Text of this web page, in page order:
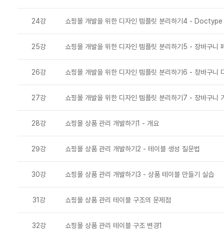
24강 쇼핑몰 개발을 위한 디자인 템플릿 분리하기4 - Doctype
25강 쇼핑몰 개발을 위한 디자인 템플릿 분리하기5 - 장바구니
26강 쇼핑몰 개발을 위한 디자인 템플릿 분리하기6 - 장바구니
27강 쇼핑몰 개발을 위한 디자인 템플릿 분리하기7 - 장바구니
28강 쇼핑몰 상품 관리 개발하기1 - 개요
29강 쇼핑몰 상품 관리 개발하기2 - 테이블 생성 질문법
30강 쇼핑몰 상품 관리 개발하기3 - 상품 테이블 만들기 실습
31강 쇼핑몰 상품 관리 테이블 구조의 문제점
32강 쇼핑몰 상품 관리 테이블 구조 변경1